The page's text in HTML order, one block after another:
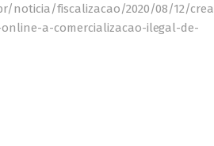
noticia/fiscalizacao/2020/08/12/
a-comercializacao-ilegal-de-